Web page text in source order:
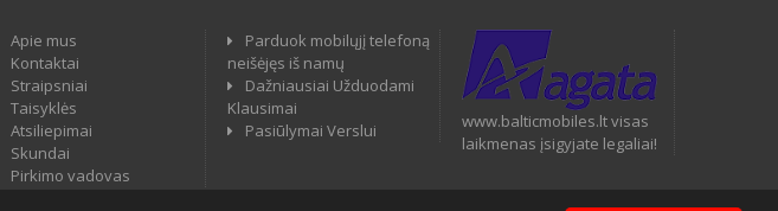
Apie mus
Kontaktai
Straipsniai
Taisyklės
Atsiliepimai
Skundai
Pirkimo vadovas
Parduok mobilųjį telefoną
neišėjęs iš namų
Dažniausiai Užduodami
Klausimai
Pasiūlymai Verslui
www.balticmobiles.lt visas
laikmenas įsigyjate legaliai!